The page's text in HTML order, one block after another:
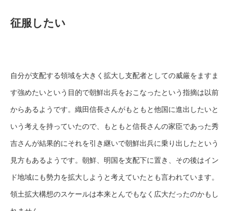
征服したい
自分が支配する領域を大きく拡大し支配者としての威厳をますま
す強めたいという目的で朝鮮出兵をおこなったという指摘は以前
からあるようです。織田信長さんがもともと他国に進出したいと
いう考えを持っていたので、もともと信長さんの家臣であった秀
吉さんが結果的にそれを引き継いで朝鮮出兵に乗り出したという
見方もあるようです。朝鮮、明国を支配下に置き、その後はイン
ド地域にも勢力を拡大しようと考えていたとも言われています。
領土拡大構想のスケールは本来とんでもなく広大だったのかもし